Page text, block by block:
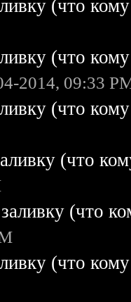
(что
(что
2014, 09:33
(что
(что
(что
(что